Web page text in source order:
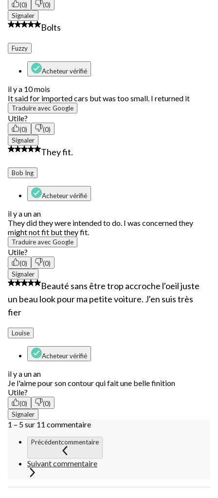
(0)
(0)
Signaler
1 étoile(s) sur 5.
Bolts
Fuzzy
Acheteur vérifié
il y a 10 mois
It said for imported cars but was too small. I returned it
Traduire avec Google
Utile?
(0)
(0)
Signaler
3 étoile(s) sur 5.
They fit.
Bob Ing
Acheteur vérifié
il y a un an
They did they were intended to do. I was concerned they
might not fit but they fit.
Traduire avec Google
Utile?
(0)
(0)
Signaler
3 étoile(s) sur 5.
Beauté sans être trop accroche l'oeil juste
un beau look pour ma petite voiture. J'en suis très
fier
Louise
Acheteur vérifié
il y a un an
Je l'aime pour son contour qui fait une belle finition
Utile?
(0)
(0)
Signaler
1 – 5 sur 11 commentaire
Précédentcommentaire
Suivant commentaire